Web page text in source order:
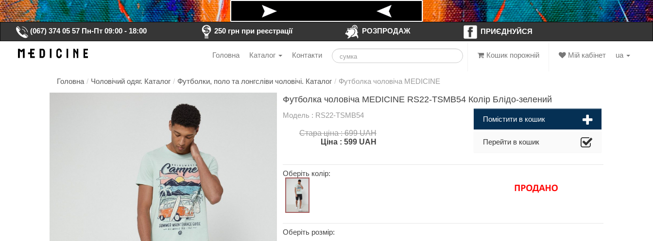
(067) 374 05 57 Пн-Пт 09:00 - 18:00 250 грн при реєстрації РОЗПРОДАЖ ПРИЄДНУЙСЯ
ua
Мій кабінет
Кошик порожній
Головна Каталог Контакти
Головна / Чоловічий одяг. Каталог / Футболки, поло та лонгсліви чоловічі. Каталог / Футболка чоловіча MEDICINE
Футболка чоловіча MEDICINE RS22-TSMB54 Колір Блідо-зелений
Модель : RS22-TSMB54
Стара ціна : 699 UAH
Ціна : 599 UAH
Помістити в кошик
Перейти в кошик
Оберіть колір:
Оберіть розмір: